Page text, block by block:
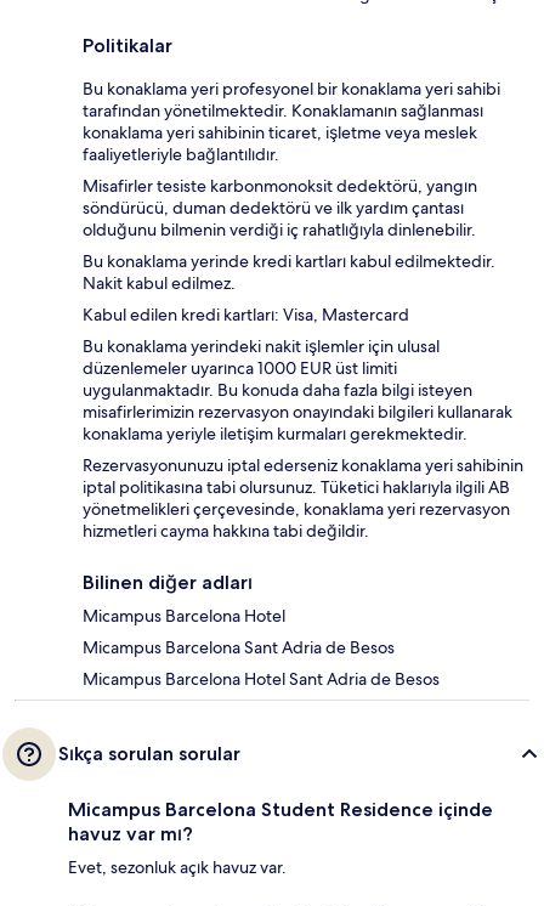
Politikalar
Bu konaklama yeri profesyonel bir konaklama yeri sahibi
tarafından yönetilmektedir. Konaklamanın sağlanması
konaklama yeri sahibinin ticaret, işletme veya meslek
faaliyetleriyle bağlantılıdır.
Misafirler tesiste karbonmonoksit dedektörü, yangın
söndürücü, duman dedektörü ve ilk yardım çantası
olduğunu bilmenin verdiği iç rahatlığıyla dinlenebilir.
Bu konaklama yerinde kredi kartları kabul edilmektedir.
Nakit kabul edilmez.
Kabul edilen kredi kartları: Visa, Mastercard
Bu konaklama yerindeki nakit işlemler için ulusal
düzenlemeler uyarınca 1000 EUR üst limiti
uygulanmaktadır. Bu konuda daha fazla bilgi isteyen
misafirlerimizin rezervasyon onayındaki bilgileri kullanarak
konaklama yeriyle iletişim kurmaları gerekmektedir.
Rezervasyonunuzu iptal ederseniz konaklama yeri sahibinin
iptal politikasına tabi olursunuz. Tüketici haklarıyla ilgili AB
yönetmelikleri çerçevesinde, konaklama yeri rezervasyon
hizmetleri cayma hakkına tabi değildir.
Bilinen diğer adları
Micampus Barcelona Hotel
Micampus Barcelona Sant Adria de Besos
Micampus Barcelona Hotel Sant Adria de Besos
Sıkça sorulan sorular
Micampus Barcelona Student Residence içinde
havuz var mı?
Evet, sezonluk açık havuz var.